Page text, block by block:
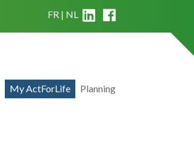
FR NL
My ActForLife Planning